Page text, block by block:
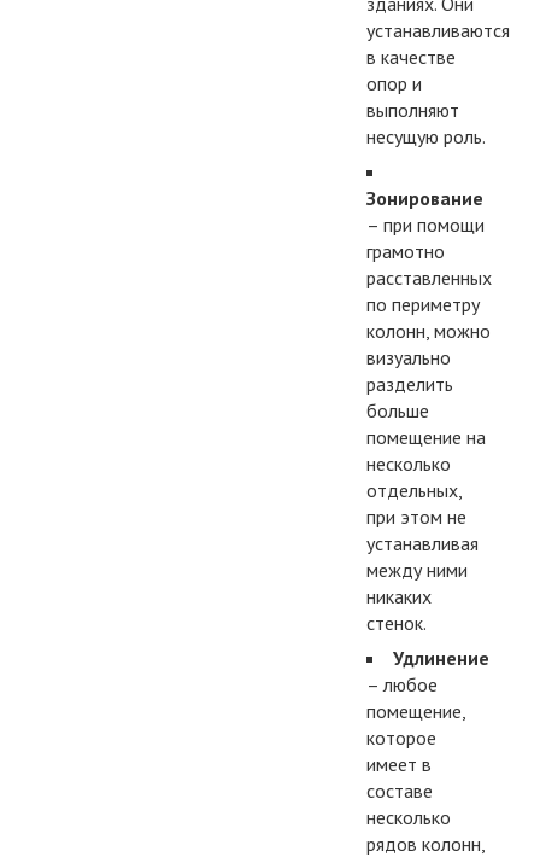
устанавливаются
в качестве
опор и
выполняют
несущую роль.
Зонирование
– при помощи
грамотно
расставленных
по периметру
колонн, можно
визуально
разделить
больше
помещение на
несколько
отдельных,
при этом не
устанавливая
между ними
никаких
стенок.
Удлинение
– любое
помещение,
которое
имеет в
составе
несколько
рядов колонн,